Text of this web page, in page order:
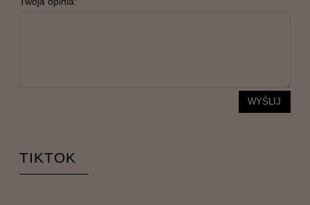
WYŚLIJ
TIKTOK